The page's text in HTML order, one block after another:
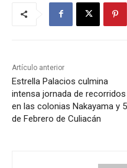
Artículo anterior
Estrella Palacios culmina
intensa jornada de recorridos
en las colonias Nakayama y 5
de Febrero de Culiacán